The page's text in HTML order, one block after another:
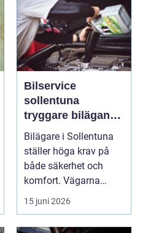
Bilservice
sollentuna
tryggare bilägande
året runt
Bilägare i Sollentuna
ställer höga krav på
både säkerhet och
komfort. Vägarna
växlar mellan
motorväg...
15 juni 2026